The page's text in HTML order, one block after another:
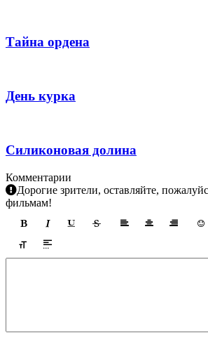
Тайна ордена
День курка
Силиконовая долина
Комментарии
Дорогие зрители, оставляйте,
фильмам!